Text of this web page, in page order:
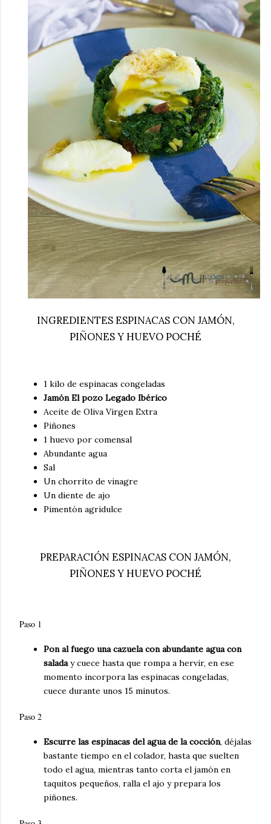
INGREDIENTES ESPINACAS CON JAMÓN,
PIÑONES Y HUEVO POCHÉ
1 kilo de espinacas congeladas
Jamón El pozo Legado Ibérico
Aceite de Oliva Virgen Extra
Piñones
1 huevo por comensal
Abundante agua
Sal
Un chorrito de vinagre
Un diente de ajo
Pimentón agridulce
PREPARACIÓN ESPINACAS CON JAMÓN,
PIÑONES Y HUEVO POCHÉ
Paso 1
Pon al fuego una cazuela con abundante agua con
saladay cuece hasta que rompa a hervir, en ese
momento incorpora las espinacas congeladas,
cuece durante unos 15 minutos.
Paso 2
Escurre las espinacas del agua de la cocción, déjalas
bastante tiempo en el colador, hasta que suelten
todo el agua, mientras tanto corta el jamón en
taquitos pequeños, ralla el ajo y prepara los
piñones.